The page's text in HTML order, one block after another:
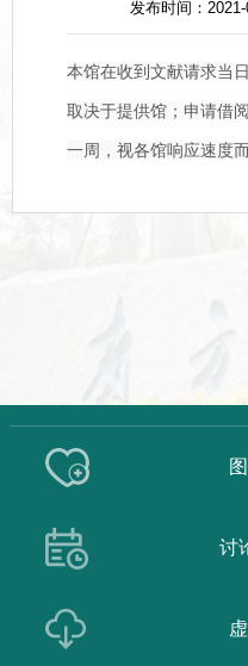
发布时间：2021-
本馆在收到文献请求当
取决于提供馆；申请借
一周，视各馆响应速度而
讨